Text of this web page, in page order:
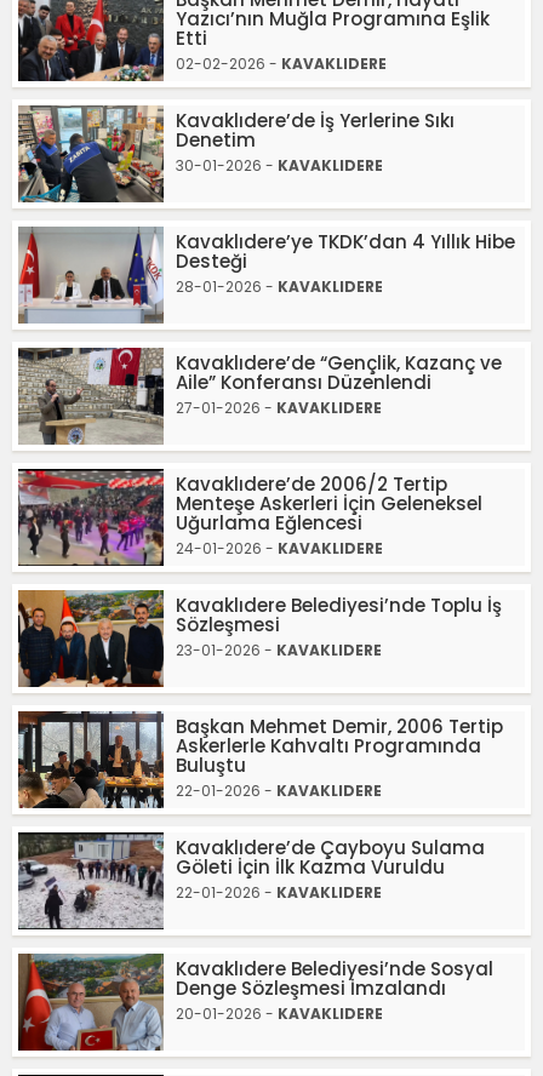
Yazıcı’nın Muğla Programına Eşlik
Etti
02-02-2026 - KAVAKLIDERE
Kavaklıdere’de İş Yerlerine Sıkı
Denetim
30-01-2026 - KAVAKLIDERE
Kavaklıdere’ye TKDK’dan 4 Yıllık Hibe
Desteği
28-01-2026 - KAVAKLIDERE
Kavaklıdere’de “Gençlik, Kazanç ve
Aile” Konferansı Düzenlendi
27-01-2026 - KAVAKLIDERE
Kavaklıdere’de 2006/2 Tertip
Menteşe Askerleri İçin Geleneksel
Uğurlama Eğlencesi
24-01-2026 - KAVAKLIDERE
Kavaklıdere Belediyesi’nde Toplu İş
Sözleşmesi
23-01-2026 - KAVAKLIDERE
Başkan Mehmet Demir, 2006 Tertip
Askerlerle Kahvaltı Programında
Buluştu
22-01-2026 - KAVAKLIDERE
Kavaklıdere’de Çayboyu Sulama
Göleti İçin İlk Kazma Vuruldu
22-01-2026 - KAVAKLIDERE
Kavaklıdere Belediyesi’nde Sosyal
Denge Sözleşmesi İmzalandı
20-01-2026 - KAVAKLIDERE